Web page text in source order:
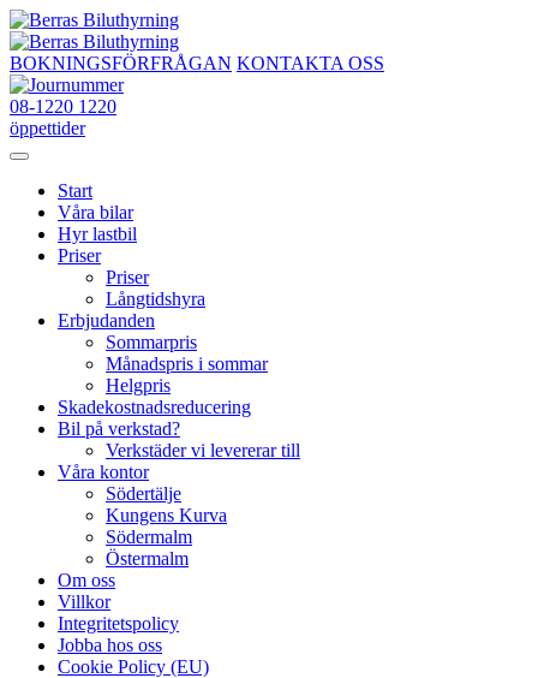
Fortsätt
till
innehållet
BOKNINGSFÖRFRÅGAN KONTAKTA OSS
08-1220 1220
öppettider
Start
Våra bilar
Hyr lastbil
Priser
Priser
Långtidshyra
Erbjudanden
Sommarpris
Månadspris i sommar
Helgpris
Skadekostnadsreducering
Bil på verkstad?
Verkstäder vi levererar till
Våra kontor
Södertälje
Kungens Kurva
Södermalm
Östermalm
Om oss
Villkor
Integritetspolicy
Jobba hos oss
Cookie Policy (EU)